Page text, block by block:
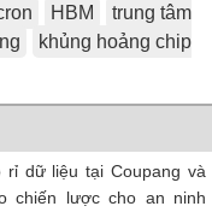
HBM
trung tâm
khủng hoảng chip
rỉ dữ liệu tại Coupang và
chiến lược cho an ninh